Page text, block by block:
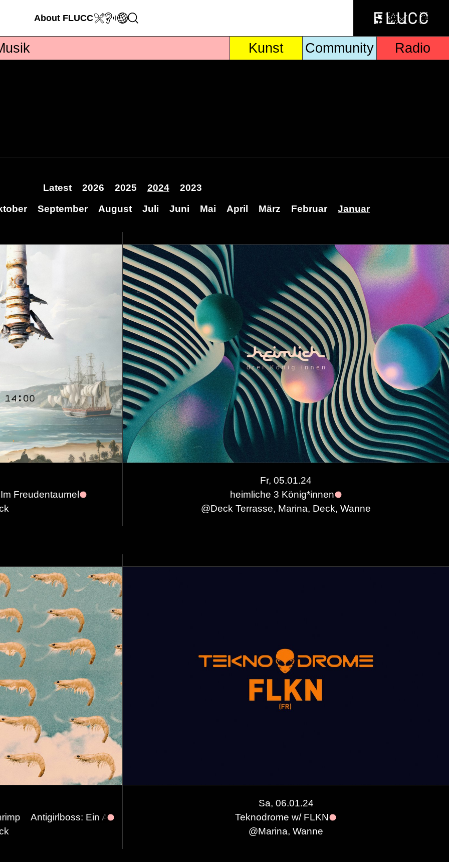
About FLUCC
Kunst Community Radio
Latest 2026 2025 2024
2023
September August Juli Juni Mai April März Februar Januar
Freudentaumel
Fr, 05.01.24
heimliche 3 König*innen
@Deck Terrasse, Marina, Deck, Wanne
Abend feministischer Faulheit w/ Nadia Shehadeh & Major Shrimp
Sa, 06.01.24
Teknodrome w/ FLKN
@Marina, Wanne